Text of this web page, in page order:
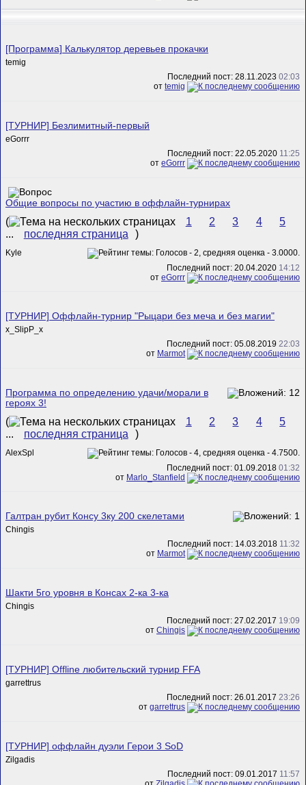
[Программа] Калькулятор деревьев прокачки
temig
Последний пост: 28.11.2023 02:03
от temig
[ТУРНИР] Безлимитный-первый
eGorrr
Последний пост: 22.05.2020 11:25
от eGorrr
Общие вопросы по участию в оффлайн-турнирах
( 1 2 3 4
5
...
последняя страница )
Kyle
Последний пост: 20.04.2020 14:12
от eGorrr
[ТУРНИР] Оффлайн-турнир "Рыцари без меча и без магии"
x_SlipP_x
Последний пост: 05.08.2019 22:03
от Marmot
Программа по определению удачи/морали в
героях 3!
( 1 2 3 4
5
...
последняя страница )
AlexSpl
Последний пост: 01.09.2018 01:32
от Marlo_Stanfield
Галтран рубит Консу 3ку 200 скелетами
Chingis
Последний пост: 14.03.2018 11:32
от Marmot
Шакти 5го уровня в Консах 2-ка 3-ка
Chingis
Последний пост: 27.02.2017 19:09
от Chingis
[ТУРНИР] Offline любительский турнир FFA
garrettrus
Последний пост: 26.01.2017 23:26
от garrettrus
[ТУРНИР] оффлайн дуэли Герои 3 SoD
Zilgadis
Последний пост: 09.01.2017 11:57